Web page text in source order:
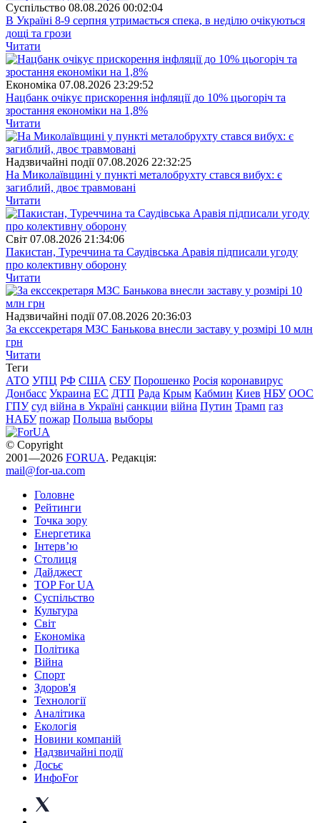
Суспiльство 08.08.2026 00:02:04
В Україні 8-9 серпня утримається спека, в неділю очікуються
дощі та грози
Читати
Економіка 07.08.2026 23:29:52
Нацбанк очікує прискорення інфляції до 10% цьогоріч та
зростання економіки на 1,8%
Читати
Надзвичайні події 07.08.2026 22:32:25
На Миколаївщині у пункті металобрухту стався вибух: є
загиблий, двоє травмовані
Читати
Свiт 07.08.2026 21:34:06
Пакистан, Туреччина та Саудівська Аравія підписали угоду
про колективну оборону
Читати
Надзвичайні події 07.08.2026 20:36:03
За екссекретаря МЗС Банькова внесли заставу у розмірі 10 млн
грн
Читати
Теги
АТО УПЦ РФ США СБУ Порошенко Росія коронавирус
Донбасс Украина ЕС ДТП Рада Крым Кабмин Киев НБУ ООС
ГПУ суд війна в Україні санкции війна Путин Трамп газ
НАБУ пожар Польша выборы
© Copyright
2001—2026 FORUA. Редакція:
mail@for-ua.com
Головне
Рейтинги
Точка зору
Енергетика
Інтерв’ю
Столиця
Дайджест
TOP For UA
Суспiльство
Культура
Світ
Економіка
Політика
Війна
Спорт
Здоров'я
Технології
Аналітика
Екологія
Новини компаній
Надзвичайні події
Досьє
ИнфоFor